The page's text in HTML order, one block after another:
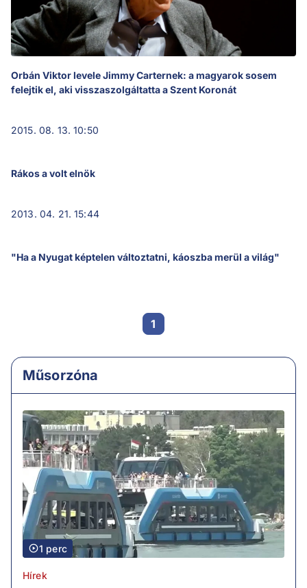
Orbán Viktor levele Jimmy Carternek: a magyarok sosem
felejtik el, aki visszaszolgáltatta a Szent Koronát
2015. 08. 13. 10:50
Rákos a volt elnök
2013. 04. 21. 15:44
"Ha a Nyugat képtelen változtatni, káoszba merül a világ"
1
Műsorzóna
1 perc
Hírek